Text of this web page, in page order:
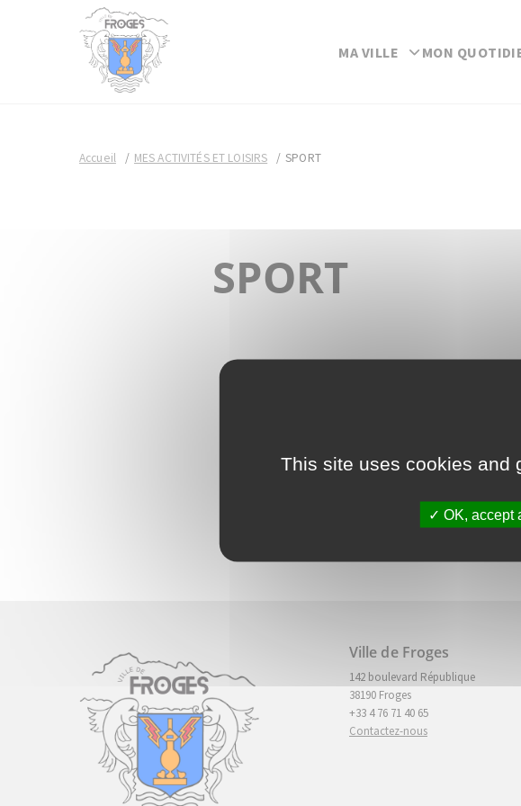
This site uses cookies and
OK, accept
MA VILLE MON
Accueil MES ACTIVITÉS ET LOISIRS SPORT
SPORT
Ville de Froges
142 boulevard République
38190 Froges
+33 4 76 71 40 65
Contactez-nous